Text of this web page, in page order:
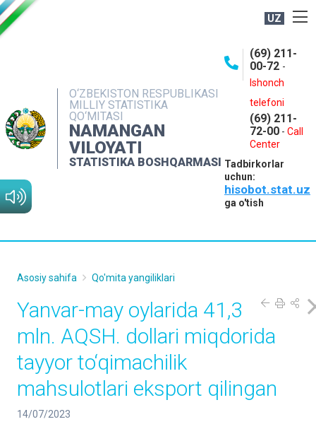
UZ
O‘ZBEKISTON RESPUBLIKASI
MILLIY STATISTIKA
QO‘MITASI
NAMANGAN
VILOYATI
STATISTIKA BOSHQARMASI
(69) 211-
00-72 -
Ishonch
telefoni
(69) 211-
72-00 - Call
Center
Tadbirkorlar
uchun:
hisobot.stat.uz
ga o'tish
NASHRLAR
INTERAKTIV XIZMATLAR
MATBUOT XIZMATI
MUROJAATLAR
Asosiy sahifa Qo'mita yangiliklari
Yanvar-may oylarida 41,3
mln. AQSH. dollari miqdorida
tayyor to‘qimachilik
mahsulotlari eksport qilingan
14/07/2023